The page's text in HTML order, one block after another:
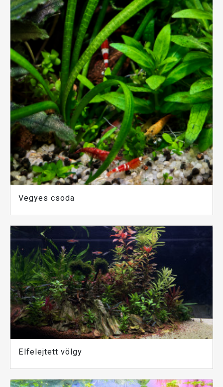
Vegyes csoda
Elfelejtett völgy